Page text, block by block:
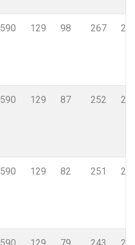
590 129 98 267
590 129 87 252
590 129 82 251